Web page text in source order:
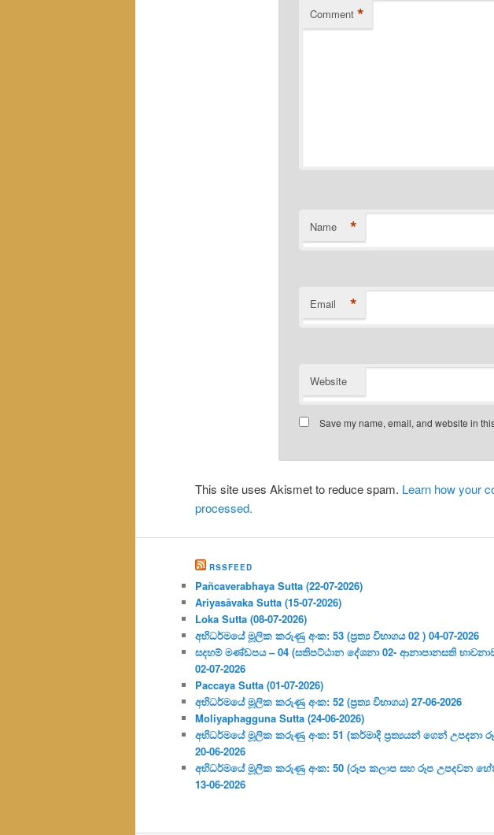
Comment *
Name *
Email *
Website
Save my name, email, and website in
This site uses Akismet to reduce spam. Learn how your
processed.
RSSFEED
Pañcaverabhaya Sutta (22-07-2026)
Ariyasāvaka Sutta (15-07-2026)
Loka Sutta (08-07-2026)
අභිධර්මයේ මූලික කරුණු අංක: 53 (ප්‍ර‍ත්‍ය විභාගය 02 ) 04-07-2026
සදහම් මණ්ඩපය – 04 (සතිපට්ඨාන දේශනා 02- ආනාපානසති
02-07-2026
Paccaya Sutta (01-07-2026)
අභිධර්මයේ මූලික කරුණු අංක: 52 (ප්‍ර‍ත්‍ය විභාගය) 27-06-2026
Moliyaphagguna Sutta (24-06-2026)
අභිධර්මයේ මූලික කරුණු අංක: 51 (කර්මාදි ප්‍ර‍ත්‍යයන් ගෙන් උපදනා
20-06-2026
අභිධර්මයේ මූලික කරුණු අංක: 50 (රූප කලාප සහ රූප උපදවන
13-06-2026